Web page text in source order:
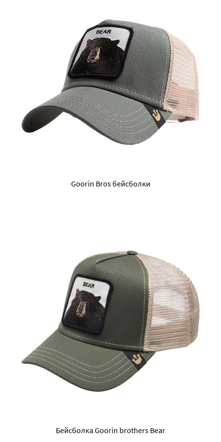
Goorin Bros бейсболки
Бейсболка Goorin brothers Bear